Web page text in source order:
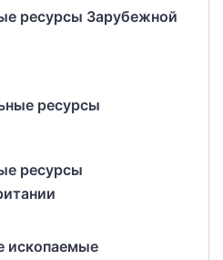
ресурсы Зарубежной
ресурсы
ресурсы
ископаемые